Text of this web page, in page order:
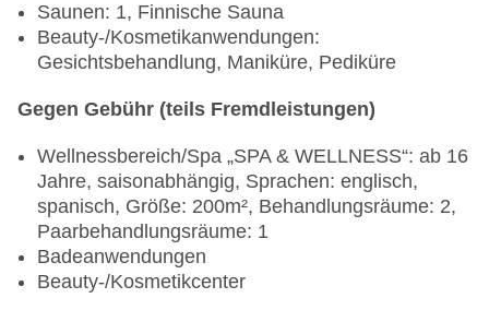
Saunen: 1, Finnische Sauna
Beauty-/Kosmetikanwendungen:
Gesichtsbehandlung, Maniküre, Pediküre
Gegen Gebühr (teils Fremdleistungen)
Wellnessbereich/Spa „SPA & WELLNESS“: ab 16
Jahre, saisonabhängig, Sprachen: englisch,
spanisch, Größe: 200m², Behandlungsräume: 2,
Paarbehandlungsräume: 1
Badeanwendungen
Beauty-/Kosmetikcenter